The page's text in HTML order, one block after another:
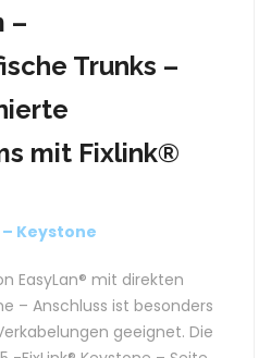
–
Trunks –
mit Fixlink®
– Keystone
EasyLan® mit direkten
– Anschluss ist besonders
geeignet. Die